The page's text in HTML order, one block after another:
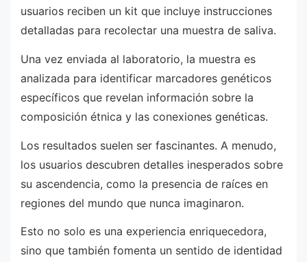
usuarios reciben un kit que incluye instrucciones
detalladas para recolectar una muestra de saliva.
Una vez enviada al laboratorio, la muestra es
analizada para identificar marcadores genéticos
específicos que revelan información sobre la
composición étnica y las conexiones genéticas.
Los resultados suelen ser fascinantes. A menudo,
los usuarios descubren detalles inesperados sobre
su ascendencia, como la presencia de raíces en
regiones del mundo que nunca imaginaron.
Esto no solo es una experiencia enriquecedora,
sino que también fomenta un sentido de identidad